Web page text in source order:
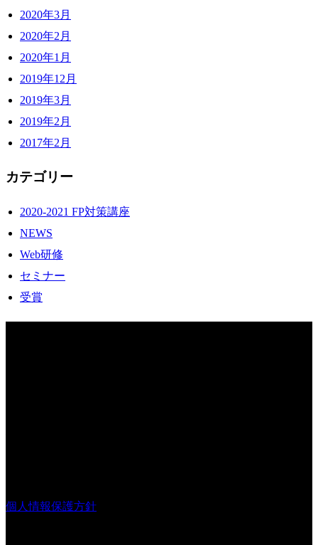
2020年3月
2020年2月
2020年1月
2019年12月
2019年3月
2019年2月
2017年2月
カテゴリー
2020-2021 FP対策講座
NEWS
Web研修
セミナー
受賞
個人情報保護方針